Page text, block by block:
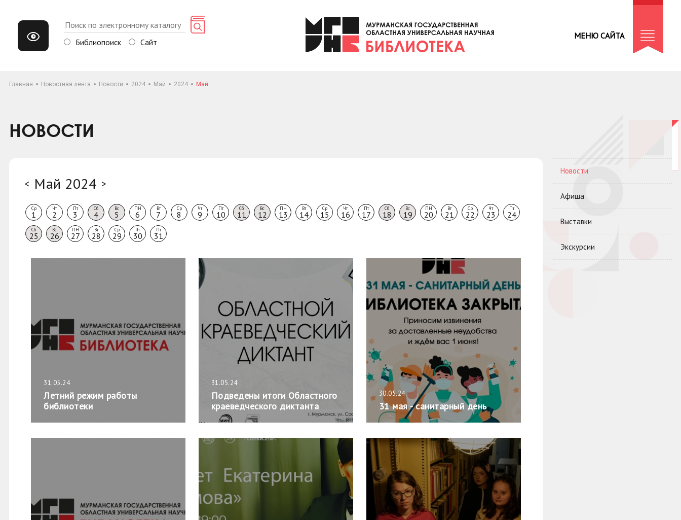
Библиопоиск Сайт
МЕНЮ САЙТА
Главная Новостная лента Новости 2024 Май 2024 Май
НОВОСТИ
< Май 2024 >
Ср
1
Чт
2
Пт
3
Сб
4
Вс
5
ПН
6
Вт
7
Ср
8
Чт
9
Пт
10
Сб
11
Вс
12
ПН
13
Вт
14
Ср
15
Чт
16
Пт
17
Сб
18
Вс
19
ПН
20
Вт
21
Ср
22
Чт
23
Пт
24
Сб
25
Вс
26
ПН
27
Вт
28
Ср
29
Чт
30
Пт
31
31.05.24
Летний режим работы
библиотеки
31.05.24
Подведены итоги Областного
краеведческого диктанта
30.05.24
31 мая - санитарный день
Новости
Афиша
Выставки
Экскурсии